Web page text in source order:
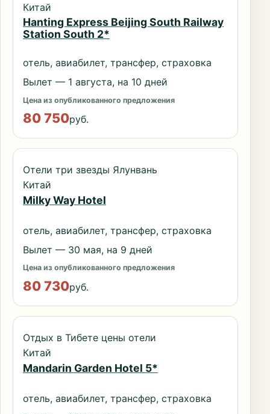
Китай
Hanting Express Beijing South Railway
Station South 2*
отель, авиабилет, трансфер, страховка
Вылет — 1 августа, на 10 дней
Цена из опубликованного предложения
80 750руб.
Отели три звезды Ялунвань
Китай
Milky Way Hotel
отель, авиабилет, трансфер, страховка
Вылет — 30 мая, на 9 дней
Цена из опубликованного предложения
80 730руб.
Отдых в Тибете цены отели
Китай
Mandarin Garden Hotel 5*
отель, авиабилет, трансфер, страховка